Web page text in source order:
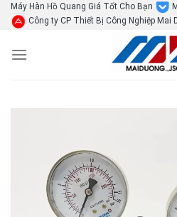
SkipMáy Hàn Hồ Quang Giá Tốt Cho Bạn
Công ty CP Thiết Bị Công Nghiệp Mai